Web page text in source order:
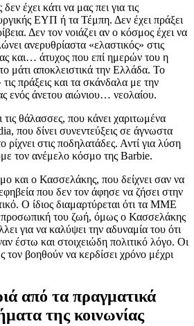
έχει κάτι να μας πει για τις
ΕΥΠ ή τα Τέμπη. Δεν έχει πράξει
Δεν τον νοιάζει αν ο κόσμος έχει να
ανερυθρίαστα «ελαστικός» στις
και… άτυχος που επί ημερών του η
μάτι αποκλειστικά την Ελλάδα. Το
τις πράξεις και τα σκάνδαλα με την
ενός άνετου αιώνιου… νεολαίου.
θάλασσες, που κάνει χαριτωμένα
που δίνει συνεντεύξεις σε άγνωστα
στις ποδηλατάδες. Αντί για λύση
τον ανέμελο κόσμο της Barbie.
και ο Κασσελάκης, που δείχνει σαν να
που δεν τον άφησε να ζήσει στην
Ο ίδιος διαμαρτύρεται ότι τα ΜΜΕ
προσωπική του ζωή, όμως ο Κασσελάκης
για να καλύψει την αδυναμία του ότι
έστω και στοιχειώδη πολιτικό λόγο. Οι
τον βοηθούν να κερδίσει χρόνο μέχρι
από τα πραγματικά
της κοινωνίας